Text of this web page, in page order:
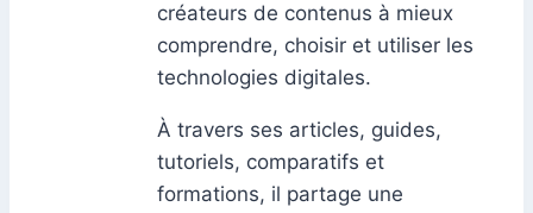
créateurs de contenus à mieux
comprendre, choisir et utiliser les
technologies digitales.
À travers ses articles, guides,
tutoriels, comparatifs et
formations, il partage une